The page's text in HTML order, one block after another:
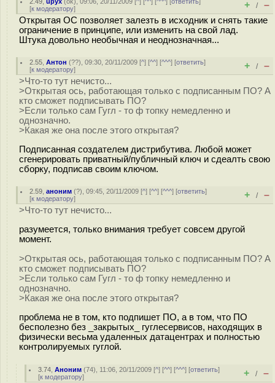
[к модератору] + / –
Открытая ОС позволяет залезть в исходник и снять такие
ограничение в принципе, или изменить на свой лад.
Штука довольно необычная и неоднозначная...
2.55 ,Антон (??), 09:30, 20/11/2009 [^] [^^] [^^^] [ответить]
[к модератору] + / –
>Что-то тут нечисто...
>Открытая ось, работающая только с подписанным ПО? А
кто сможет подписывать ПО?
>Если только сам Гугл - то ф топку немедленно и
однозначно.
>Какая же она после этого открытая?
Подписанная создателем дистрибутива. Любой может
сгенерировать приватный/публичный ключ и сдеалть свою
сборку, подписав своим ключом.
2.59 ,аноним (?), 09:45, 20/11/2009 [^] [^^] [^^^] [ответить]
[к модератору] + / –
>Что-то тут нечисто...
разумеется, только внимания требует совсем другой
момент.
>Открытая ось, работающая только с подписанным ПО? А
кто сможет подписывать ПО?
>Если только сам Гугл - то ф топку немедленно и
однозначно.
>Какая же она после этого открытая?
проблема не в том, кто подпишет ПО, а в том, что ПО
бесполезно без _закрытых_ гуглесервисов, находящих в
физически весьма удаленных датацентрах и полностью
контролируемых гуглой.
3.74 ,Аноним (74), 11:06, 20/11/2009 [^] [^^] [^^^] [ответить]
[к модератору] + / –